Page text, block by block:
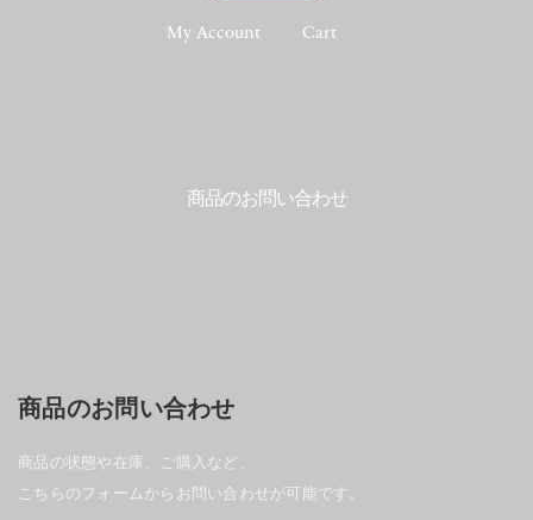
My Account Cart
商品のお問い合わせ
商品のお問い合わせ
商品の状態や在庫、ご購入など、
こちらのフォームからお問い合わせが可能です。